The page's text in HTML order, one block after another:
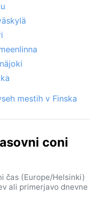
mestih v Finska
coni
čas (Europe/Helsinki)
ali primerjavo dnevne